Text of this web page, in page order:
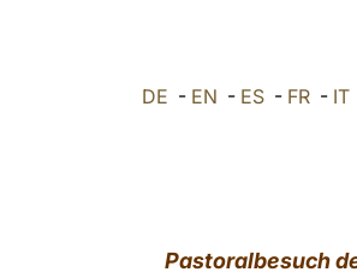
DE - EN - ES - FR - IT
Pastoralbesuch